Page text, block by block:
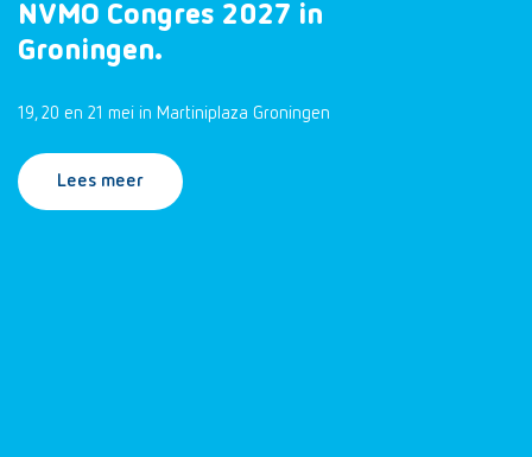
NVMO Congres 2027 in
Groningen.
19, 20 en 21 mei in Martiniplaza Groningen
Lees meer